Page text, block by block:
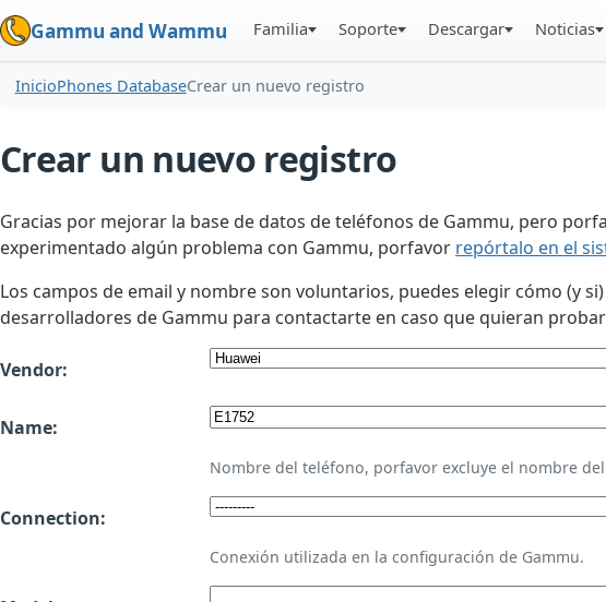
Gammu and Wammu Familia Soporte Descargar Noticias
InicioPhones DatabaseCrear un nuevo registro
Crear un nuevo registro
Gracias por mejorar la base de datos de teléfonos de Gammu, pero
experimentado algún problema con Gammu, porfavor repórtalo en el
Los campos de email y nombre son voluntarios, puedes elegir cómo (y
desarrolladores de Gammu para contactarte en caso que quieran
Vendor:
Name:
Nombre del teléfono, porfavor excluye el nombre
Connection:
Conexión utilizada en la configuración de Gammu.